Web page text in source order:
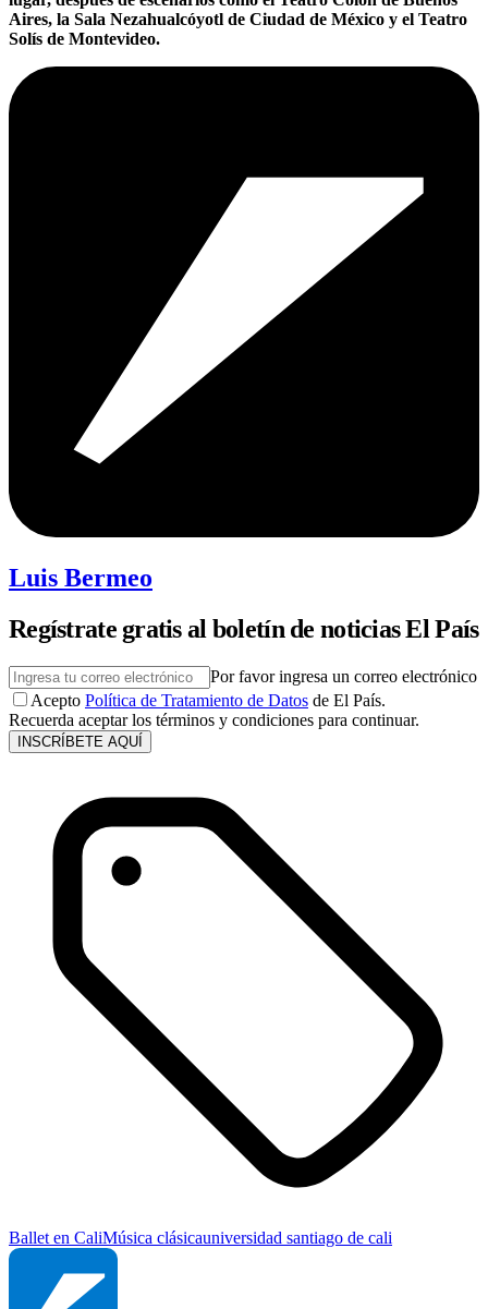
Aires, la Sala Nezahualcóyotl de Ciudad de México y el Teatro
Solís de Montevideo.
Luis Bermeo
Regístrate gratis al boletín de noticias El País
Por favor ingresa un correo electrónico
Acepto Política de Tratamiento de Datos de El País.
Recuerda aceptar los términos y condiciones para continuar.
INSCRÍBETE AQUÍ
Ballet en CaliMúsica clásicauniversidad santiago de cali